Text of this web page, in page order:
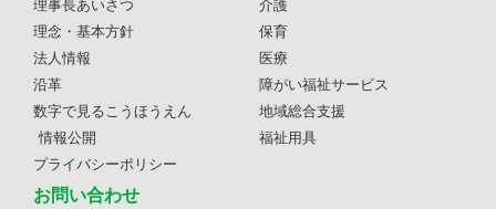
理事長あいさつ
理念・基本方針
法人情報
沿革
数字で見るこうほうえん
情報公開
プライバシーポリシー
お問い合わせ
介護
保育
医療
障がい福祉サービス
地域総合支援
福祉用具